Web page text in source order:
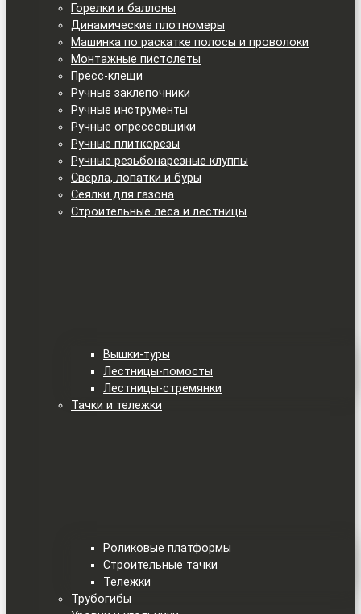
Горелки и баллоны
Динамические плотномеры
Машинка по раскатке полосы и проволоки
Монтажные пистолеты
Пресс-клещи
Ручные заклепочники
Ручные инструменты
Ручные опрессовщики
Ручные плиткорезы
Ручные резьбонарезные клуппы
Сверла, лопатки и буры
Сеялки для газона
Строительные леса и лестницы
Вышки-туры
Лестницы-помосты
Лестницы-стремянки
Тачки и тележки
Роликовые платформы
Строительные тачки
Тележки
Трубогибы